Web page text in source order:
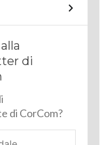
di
di CorCom?